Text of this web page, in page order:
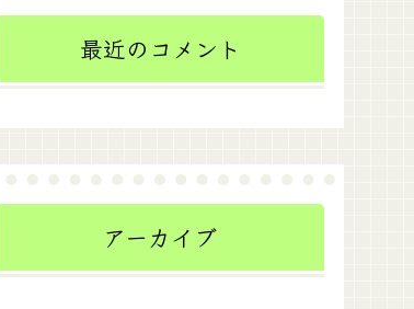
最近のコメント
アーカイブ